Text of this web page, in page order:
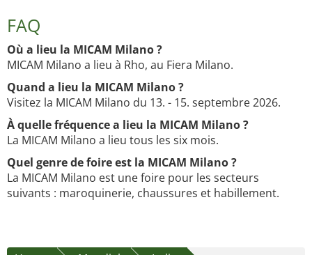
FAQ
Où a lieu la MICAM Milano ?
MICAM Milano a lieu à Rho, au Fiera Milano.
Quand a lieu la MICAM Milano ?
Visitez la MICAM Milano du 13. - 15. septembre 2026.
À quelle fréquence a lieu la MICAM Milano ?
La MICAM Milano a lieu tous les six mois.
Quel genre de foire est la MICAM Milano ?
La MICAM Milano est une foire pour les secteurs
suivants : maroquinerie, chaussures et habillement.